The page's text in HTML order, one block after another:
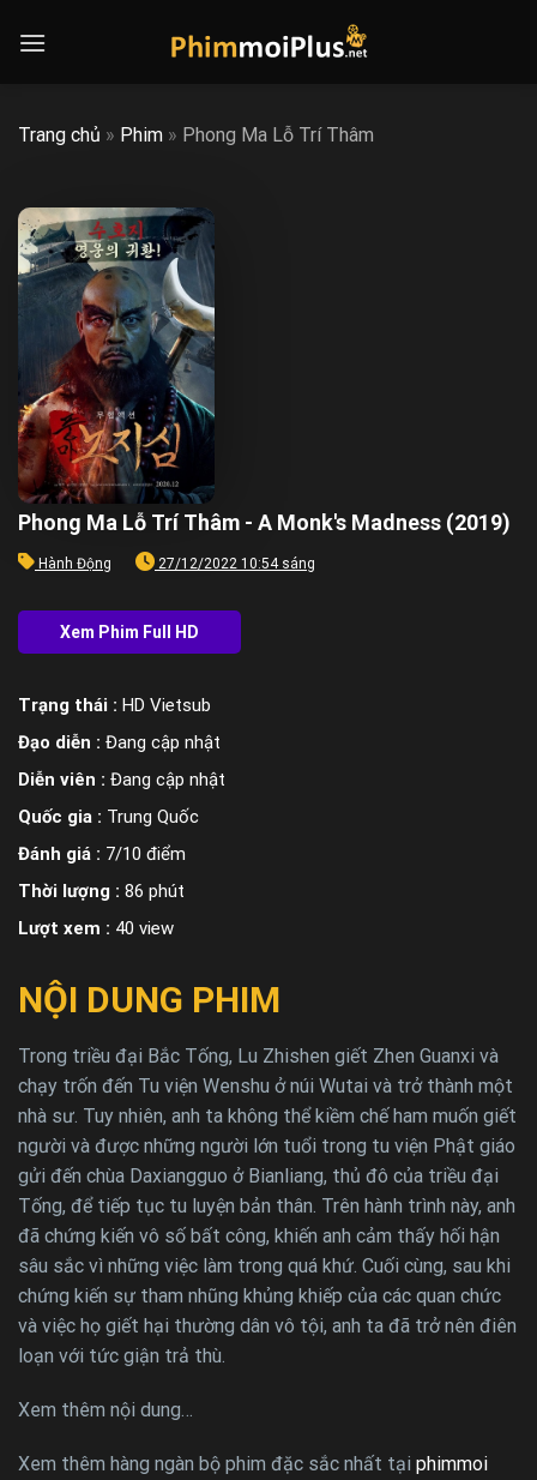
Trang chủ » Phim » Phong Ma Lỗ Trí Thâm
Phong Ma Lỗ Trí Thâm - A Monk's Madness (2019)
Hành Động 27/12/2022 10:54 sáng
Trạng thái : HD Vietsub
Đạo diễn : Đang cập nhật
Diễn viên : Đang cập nhật
Quốc gia : Trung Quốc
Đánh giá : 7/10 điểm
Thời lượng : 86 phút
Lượt xem : 40 view
NỘI DUNG PHIM
Trong triều đại Bắc Tống, Lu Zhishen giết Zhen Guanxi và
chạy trốn đến Tu viện Wenshu ở núi Wutai và trở thành một
nhà sư. Tuy nhiên, anh ta không thể kiềm chế ham muốn giết
người và được những người lớn tuổi trong tu viện Phật giáo
gửi đến chùa Daxiangguo ở Bianliang, thủ đô của triều đại
Tống, để tiếp tục tu luyện bản thân. Trên hành trình này, anh
đã chứng kiến ​​vô số bất công, khiến anh cảm thấy hối hận
sâu sắc vì những việc làm trong quá khứ. Cuối cùng, sau khi
chứng kiến ​​sự tham nhũng khủng khiếp của các quan chức
và việc họ giết hại thường dân vô tội, anh ta đã trở nên điên
loạn với tức giận trả thù.
Xem thêm nội dung…
Xem thêm hàng ngàn bộ phim đặc sắc nhất tại phimmoi